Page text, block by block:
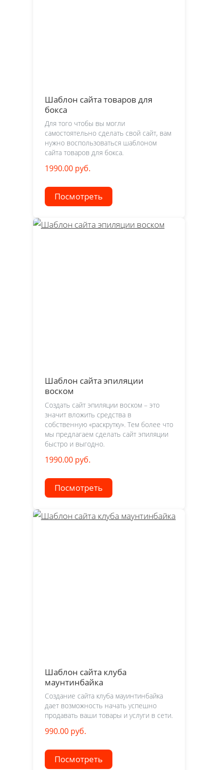
Шаблон сайта товаров для
бокса
Для того чтобы вы могли
самостоятельно сделать свой сайт, вам
нужно воспользоваться шаблоном
сайта товаров для бокса.
1990.00 руб.
Посмотреть
Шаблон сайта эпиляции
воском
Создать сайт эпиляции воском – это
значит вложить средства в
собственную «раскрутку». Тем более что
мы предлагаем сделать сайт эпиляции
быстро и выгодно.
1990.00 руб.
Посмотреть
Шаблон сайта клуба
маунтинбайка
Создание сайта клуба мауинтинбайка
дает возможность начать успешно
продавать ваши товары и услуги в сети.
990.00 руб.
Посмотреть